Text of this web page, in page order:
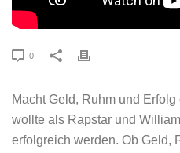
0
Macht Geld, Ruhm und
wollte als Rapstar und
erfolgreich werden. Ob Geld,